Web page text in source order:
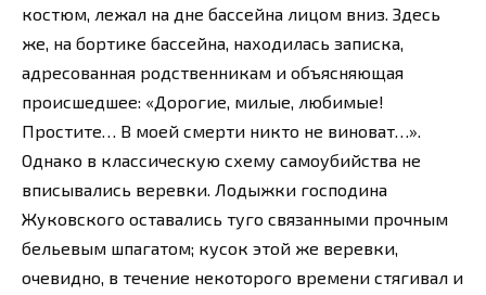
костюм, лежал на дне бассейна лицом вниз. Здесь
же, на бортике бассейна, находилась записка,
адресованная родственникам и объясняющая
происшедшее: «Дорогие, милые, любимые!
Простите… В моей смерти никто не виноват…».
Однако в классическую схему самоубийства не
вписывались веревки. Лодыжки господина
Жуковского оставались туго связанными прочным
бельевым шпагатом; кусок этой же веревки,
очевидно, в течение некоторого времени стягивал и